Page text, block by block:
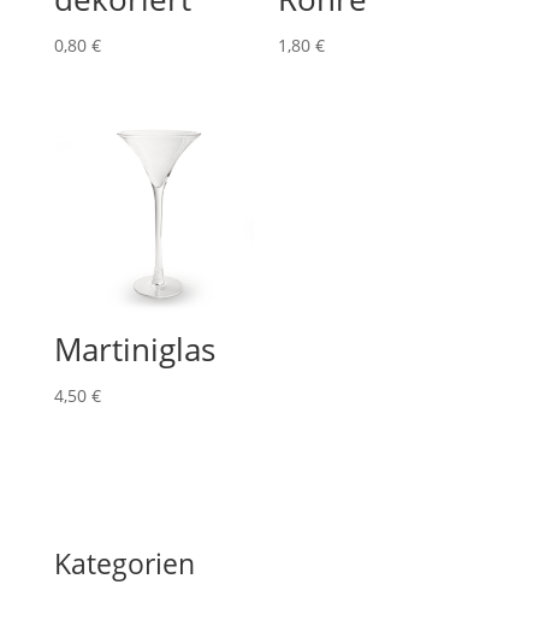
0,80 € 1,80€
Martiniglas
4,50 €
Kategorien